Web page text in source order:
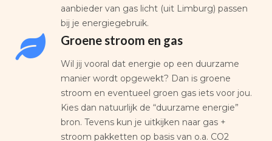
aanbieder van gas licht (uit Limburg) passen
bij je energiegebruik.
Groene stroom en gas
Wil jij vooral dat energie op een duurzame
manier wordt opgewekt? Dan is groene
stroom en eventueel groen gas iets voor jou.
Kies dan natuurlijk de “duurzame energie”
bron. Tevens kun je uitkijken naar gas +
stroom pakketten op basis van o.a. CO2